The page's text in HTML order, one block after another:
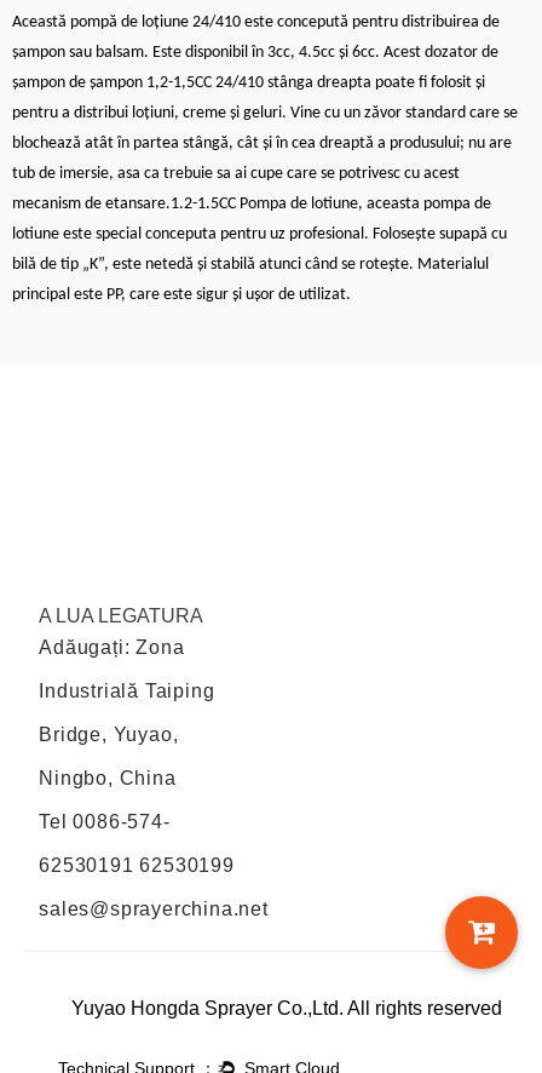
Această pompă de loțiune 24/410 este concepută pentru distribuirea de
șampon sau balsam. Este disponibil în 3cc, 4.5cc și 6cc. Acest dozator de
șampon de șampon 1,2-1,5CC 24/410 stânga dreapta poate fi folosit și
pentru a distribui loțiuni, creme și geluri. Vine cu un zăvor standard care se
blochează atât în ​​partea stângă, cât și în cea dreaptă a produsului; nu are
tub de imersie, asa ca trebuie sa ai cupe care se potrivesc cu acest
mecanism de etansare.1.2-1.5CC Pompa de lotiune, aceasta pompa de
lotiune este special conceputa pentru uz profesional. Folosește supapă cu
bilă de tip „K”, este netedă și stabilă atunci când se rotește. Materialul
principal este PP, care este sigur și ușor de utilizat.
A LUA LEGATURA
Adăugați: Zona
Industrială Taiping
Bridge, Yuyao,
Ningbo, China
Tel 0086-574-
62530191 62530199
sales@sprayerchina.net
Yuyao Hongda Sprayer Co.,Ltd. All rights reserved